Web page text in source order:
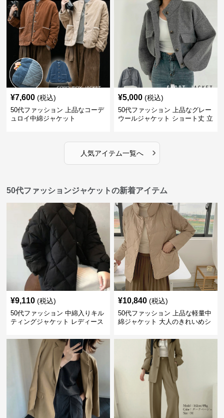
¥7,600 (税込)
50代ファッション 上品なコーデ
ュロイ中綿ジャケット
¥5,000 (税込)
50代ファッション 上品なグレー
ウールジャケット ショート丈 立
人気アイテム一覧へ ›
50代ファッションジャケットの新着アイテム
¥9,110 (税込)
50代ファッション 中綿入りキル
ティングジャケット レディース
¥10,840 (税込)
50代ファッション 上品な軽量中
綿ジャケット 大人のきれいめシ